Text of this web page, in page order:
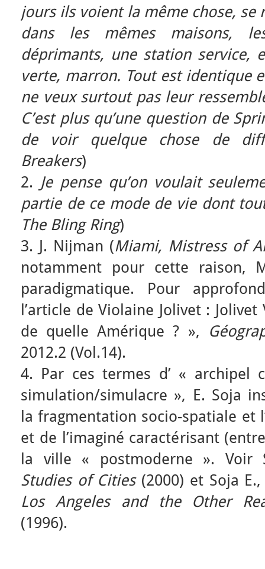
jours ils voient la même chose, se
dans les mêmes maisons,
déprimants, une station service,
verte, marron. Tout est identique
ne veux surtout pas leur
C’est plus qu’une question de
de voir quelque chose de
Breakers)
2. Je pense qu’on voulait
partie de ce mode de vie dont
The Bling Ring)
3. J. Nijman (Miami, Mistress of
notamment pour cette raison,
paradigmatique. Pour
l’article de Violaine Jolivet :
de quelle Amérique ? »,
2012.2 (Vol.14).
4. Par ces termes d’ « archipel
simulation/simulacre », E. Soja
la fragmentation socio-spatiale et
et de l’imaginé caractérisant
la ville « postmoderne ».
Studies of Cities(2000) et Soja
Los Angeles and the Other
(1996).